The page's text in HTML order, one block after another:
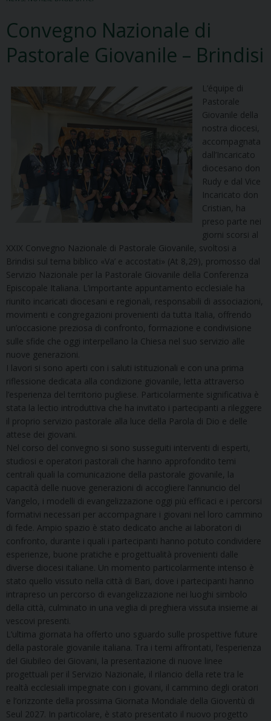
Convegno Nazionale di
Pastorale Giovanile – Brindisi
L’équipe di
Pastorale
Giovanile della
nostra diocesi,
accompagnata
dall’Incaricato
diocesano don
Rudy e dal Vice
Incaricato don
Cristian, ha
preso parte nei
giorni scorsi al
XXIX Convegno Nazionale di Pastorale Giovanile, svoltosi a
Brindisi sul tema biblico «Va’ e accostati» (At 8,29), promosso dal
Servizio Nazionale per la Pastorale Giovanile della Conferenza
Episcopale Italiana. L’importante appuntamento ecclesiale ha
riunito incaricati diocesani e regionali, responsabili di associazioni,
movimenti e congregazioni provenienti da tutta Italia, offrendo
un’occasione preziosa di confronto, formazione e condivisione
sulle sfide che oggi interpellano la Chiesa nel suo servizio alle
nuove generazioni.
I lavori si sono aperti con i saluti istituzionali e con una prima
riflessione dedicata alla condizione giovanile, letta attraverso
l’esperienza del territorio pugliese. Particolarmente significativa è
stata la lectio introduttiva che ha invitato i partecipanti a rileggere
il proprio servizio pastorale alla luce della Parola di Dio e delle
attese dei giovani.
Nel corso del convegno si sono susseguiti interventi di esperti,
studiosi e operatori pastorali che hanno approfondito temi
centrali quali la comunicazione della pastorale giovanile, la
capacità delle nuove generazioni di accogliere l’annuncio del
Vangelo, i modelli di evangelizzazione oggi più efficaci e i percorsi
formativi necessari per accompagnare i giovani nel loro cammino
di fede. Ampio spazio è stato dedicato anche ai laboratori di
confronto, durante i quali i partecipanti hanno potuto condividere
esperienze, buone pratiche e progettualità provenienti dalle
diverse diocesi italiane. Un momento particolarmente intenso è
stato quello vissuto nella città di Bari, dove i partecipanti hanno
intrapreso un percorso di evangelizzazione nei luoghi simbolo
della città, culminato in una veglia di preghiera vissuta insieme ai
vescovi presenti.
L’ultima giornata ha offerto uno sguardo sulle prospettive future
della pastorale giovanile italiana. Tra i temi affrontati, l’esperienza
del Giubileo dei Giovani, la presentazione di nuove linee
progettuali per il Servizio Nazionale, il rilancio della rete tra le
realtà ecclesiali impegnate con i giovani, il cammino degli oratori
e l’orizzonte della prossima Giornata Mondiale della Gioventù di
Seul 2027. In particolare, è stato presentato il nuovo progetto